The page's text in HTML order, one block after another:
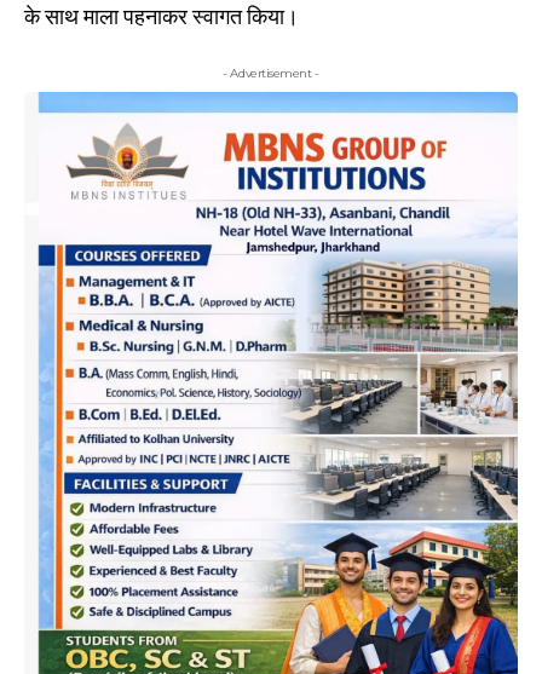
के साथ माला पहनाकर स्वागत किया।
- Advertisement -